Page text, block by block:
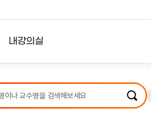
내강의실
강의리스트
수강확인증강의